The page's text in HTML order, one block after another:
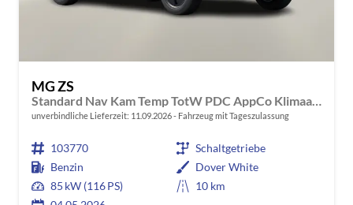
MG ZS
Standard Nav Kam Temp TotW PDC AppCo Klimaaut
unverbindliche Lieferzeit: 11.09.2026 Fahrzeug mit Tageszulassung
103770
Schaltgetriebe
Benzin
Dover White
85 kW (116 PS)
10 km